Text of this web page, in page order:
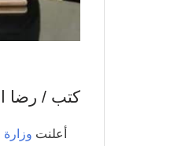
كتب / رضا
أعلنت